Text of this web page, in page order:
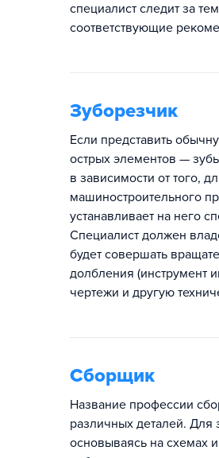
специалист следит за
соответствующие
Зуборезчик
Если представить
острых элементов —
в зависимости от того,
машиностроительного
устанавливает на него
Специалист должен
будет совершать
долбления (инструмент
чертежи и другую
Сборщик
Название профессии
различных деталей. Для
основываясь на схемах